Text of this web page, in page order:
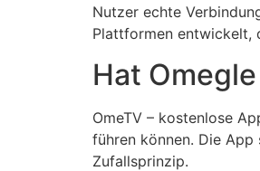
Nutzer echte
Plattformen entwickelt,
Hat
OmeTV – kostenlose
führen können. Die
Zufallsprinzip.